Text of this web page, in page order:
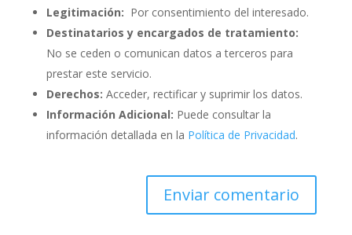
Legitimación: Por consentimiento del interesado.
Destinatarios y encargados de tratamiento:
No se ceden o comunican datos a terceros para
prestar este servicio.
Derechos: Acceder, rectificar y suprimir los datos.
Información Adicional: Puede consultar la
información detallada en la Política de Privacidad.